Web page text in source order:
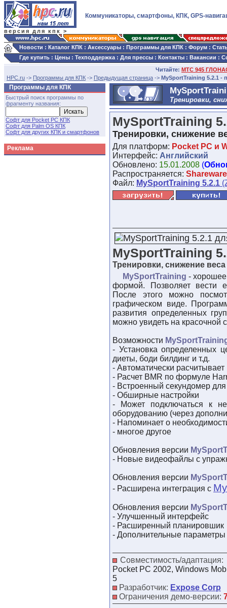
версия для кпк >
Коммуникаторы, смартфоны, КПК, GPS-
Новости : Каталог КПК : Аксессуары : Программы для КПК : Форум :
Где купить : Цены : Техподдержка : Для прессы : Контакты : Вакансии :
Читайте: МТС 945
HPC.ru -> Программы для КПК -> Предыдущая страница -> MySportTraining 5.2.1 -
Программы для КПК
Быстрый поиск программы по
фрагменту названия:
Софт для Pocket PC КПК
Софт для Palm OS КПК
Софт для других КПК и смартфонов
Реклама
Тренировки,
MySportTraining
Тренировки, снижение
Для платформ: Pocket PC и
Интерфейс: Английский
Обновлено: 15.01.2008 (
Распространяется: Shareware
Файл: MySportTraining 5.2.1
MySportTraining
Тренировки, снижение веса
MySportTraining - хорошее
формой. Позволяет вести
После этого можно
графическом виде.
развития определенных
можно увидеть на красочной
Возможности
- Установка определенных
диеты, боди билдинг и т.д.
- Автоматически
- Расчет BMR по формуле
- Встроенный секундомер
- Обширные настройки
- Может подключаться к
оборудованию (через
- Напоминает о
- многое другое
Обновления версии
- Новые видеофайлы с
Обновления версии
- Расширена интеграция с
Обновления версии
- Улучшенный интерфейс
- Расширенный планировшик
- Дополнительные
Совместимость/адаптация:
Pocket PC 2002, Windows
5
Разработчик: Expose Corp
Ограничения демо-версии: